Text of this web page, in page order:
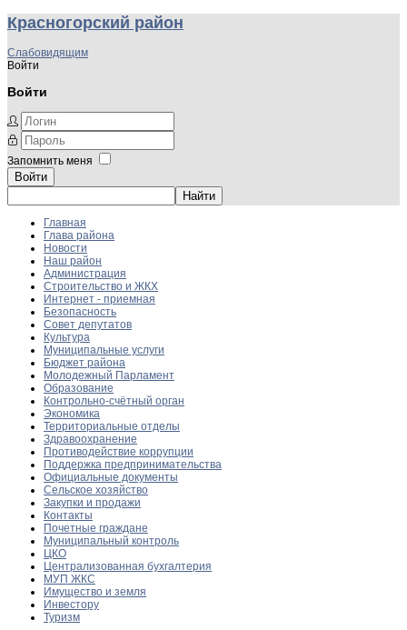
Красногорский район
Слабовидящим
Войти
Войти
Запомнить меня
Войти
Главная
Глава района
Новости
Наш район
Администрация
Строительство и ЖКХ
Интернет - приемная
Безопасность
Совет депутатов
Культура
Муниципальные услуги
Бюджет района
Молодежный Парламент
Образование
Контрольно-счётный орган
Экономика
Территориальные отделы
Здравоохранение
Противодействие коррупции
Поддержка предпринимательства
Официальные документы
Сельское хозяйство
Закупки и продажи
Контакты
Почетные граждане
Муниципальный контроль
ЦКО
Централизованная бухгалтерия
МУП ЖКС
Имущество и земля
Инвестору
Туризм